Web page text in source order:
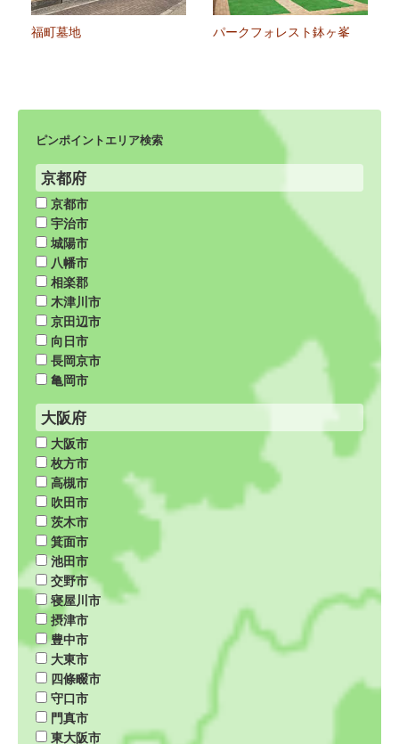
福町墓地 パークフォレスト鉢ヶ峯
ピンポイントエリア検索
京都府
京都市
宇治市
城陽市
八幡市
相楽郡
木津川市
京田辺市
向日市
長岡京市
亀岡市
大阪府
大阪市
枚方市
高槻市
吹田市
茨木市
箕面市
池田市
交野市
寝屋川市
摂津市
豊中市
大東市
四條畷市
守口市
門真市
東大阪市